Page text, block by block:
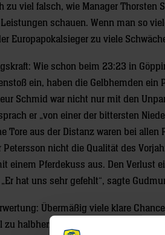
zu viel falsch, wie Manager
schauen. Wenn man so
Europapokalsieger zu viele
Wie schon beim 23:23 in
ein, haben die Gelbhemden
Schmid war nicht nur mit den
er „von einer der bittersten
Tore aus der Distanz waren bei
Petersson nicht die Qualität des
einem Pferdekuss aus. Den Verlust
hat uns sehr gefehlt“, sagte
Übermäßig viele klare
zu halbherzig. Wer allerdings vier